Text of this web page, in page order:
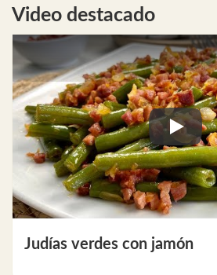
Video destacado
Play
Judías verdes con jamón